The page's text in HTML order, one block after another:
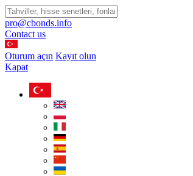
pro@cbonds.info
Contact us
Oturum açın Kayıt olun
Kapat